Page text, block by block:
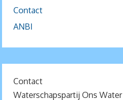
Contact
ANBI
Contact
Waterschapspartij Ons Water